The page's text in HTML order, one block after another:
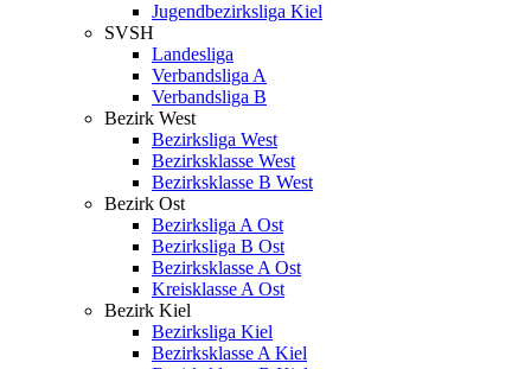
Jugendbezirksliga Kiel
SVSH
Landesliga
Verbandsliga A
Verbandsliga B
Bezirk West
Bezirksliga West
Bezirksklasse West
Bezirksklasse B West
Bezirk Ost
Bezirksliga A Ost
Bezirksliga B Ost
Bezirksklasse A Ost
Kreisklasse A Ost
Bezirk Kiel
Bezirksliga Kiel
Bezirksklasse A Kiel